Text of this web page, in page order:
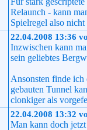
Relaunch - kann
Spielregel also
22.04.2008 13:36
Inzwischen kann
sein geliebtes
Ansonsten finde ich
gebauten Tunnel
clonkiger als
22.04.2008 13:32
Man kann doch